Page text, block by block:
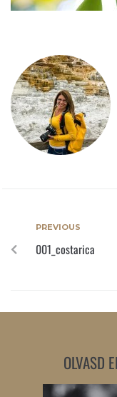
PREVIOUS
001_costarica
OLVASD